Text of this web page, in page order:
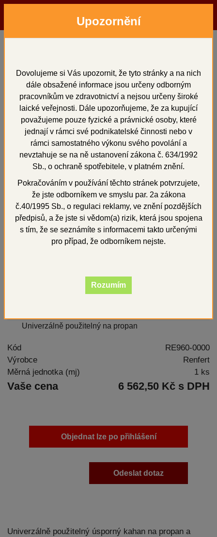
Hledat Přihlásit
BIJOU 90 - propan F
+
Univerzálně použitelný na propan
Kód
RE960-0000
Výrobce
Renfert
Měrná jednotka (mj)
1 ks
Vaše cena 6 562,50 Kč s DPH
Objednat lze po přihlášení
Odeslat dotaz
Univerzálně použitelný úsporný kahan na propan a
Upozornění
Dovolujeme si Vás upozornit, že tyto stránky a na nich
dále obsažené informace jsou určeny odborným
pracovníkům ve zdravotnictví a nejsou určeny široké
laické veřejnosti. Dále upozorňujeme, že za kupující
považujeme pouze fyzické a právnické osoby, které
jednají v rámci své podnikatelské činnosti nebo v
rámci samostatného výkonu svého povolání a
nevztahuje se na ně ustanovení zákona č. 634/1992
Sb., o ochraně spotřebitele, v platném znění.
Pokračováním v používání těchto stránek potvrzujete,
že jste odborníkem ve smyslu par. 2a zákona
č.40/1995 Sb., o regulaci reklamy, ve znění pozdějších
předpisů, a že jste si vědom(a) rizik, která jsou spojena
s tím, že se seznámíte s informacemi takto určenými
pro případ, že odborníkem nejste.
Rozumím